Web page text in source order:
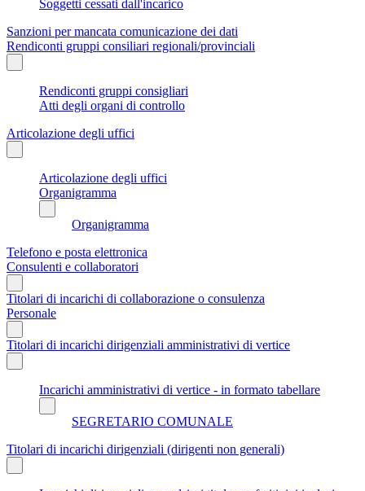
Soggetti cessati dall'incarico
Sanzioni per mancata comunicazione dei dati
Rendiconti gruppi consiliari regionali/provinciali
Rendiconti gruppi consigliari
Atti degli organi di controllo
Articolazione degli uffici
Articolazione degli uffici
Organigramma
Organigramma
Telefono e posta elettronica
Consulenti e collaboratori
Titolari di incarichi di collaborazione o consulenza
Personale
Titolari di incarichi dirigenziali amministrativi di vertice
Incarichi amministrativi di vertice - in formato tabellare
SEGRETARIO COMUNALE
Titolari di incarichi dirigenziali (dirigenti non generali)